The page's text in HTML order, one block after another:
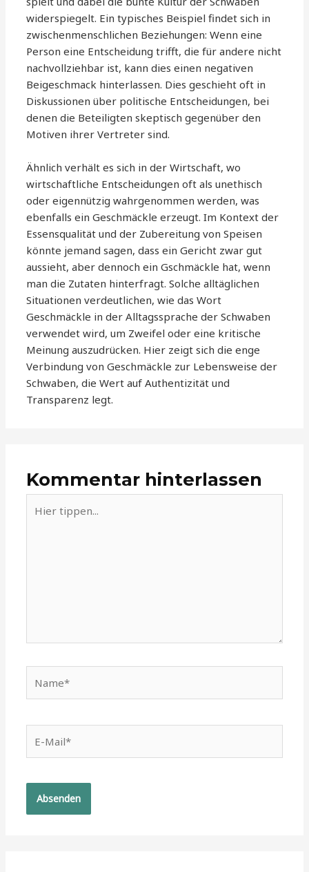
widerspiegelt. Ein typisches Beispiel findet sich in
zwischenmenschlichen Beziehungen: Wenn eine
Person eine Entscheidung trifft, die für andere nicht
nachvollziehbar ist, kann dies einen negativen
Beigeschmack hinterlassen. Dies geschieht oft in
Diskussionen über politische Entscheidungen, bei
denen die Beteiligten skeptisch gegenüber den
Motiven ihrer Vertreter sind.
Ähnlich verhält es sich in der Wirtschaft, wo
wirtschaftliche Entscheidungen oft als unethisch
oder eigennützig wahrgenommen werden, was
ebenfalls ein Geschmäckle erzeugt. Im Kontext der
Essensqualität und der Zubereitung von Speisen
könnte jemand sagen, dass ein Gericht zwar gut
aussieht, aber dennoch ein Gschmäckle hat, wenn
man die Zutaten hinterfragt. Solche alltäglichen
Situationen verdeutlichen, wie das Wort
Geschmäckle in der Alltagssprache der Schwaben
verwendet wird, um Zweifel oder eine kritische
Meinung auszudrücken. Hier zeigt sich die enge
Verbindung von Geschmäckle zur Lebensweise der
Schwaben, die Wert auf Authentizität und
Transparenz legt.
Kommentar hinterlassen
tippen...
Mail*